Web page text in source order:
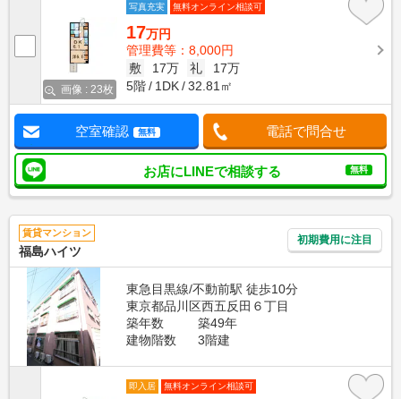
画像 : 23枚
写真充実 無料オンライン相談可
17万円
管理費等：8,000円
敷
17万 礼
17万
5階
1DK 32.81㎡
空室確認 無料 電話で問合せ
お店にLINEで相談する 無料
賃貸マンション
福島ハイツ
初期費用に注目
東急目黒線/不動前駅 徒歩10分
東京都品川区西五反田６丁目
築年数
築49年
建物階数
3階建
即入居 無料オンライン相談可